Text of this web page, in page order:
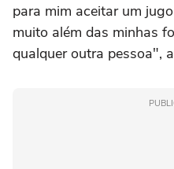
para mim aceitar um
muito além das minhas
qualquer outra pessoa",